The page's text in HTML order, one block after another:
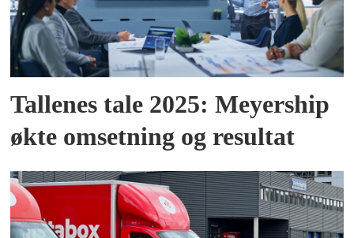
Tallenes tale 2025: Meyership
økte omsetning og resultat